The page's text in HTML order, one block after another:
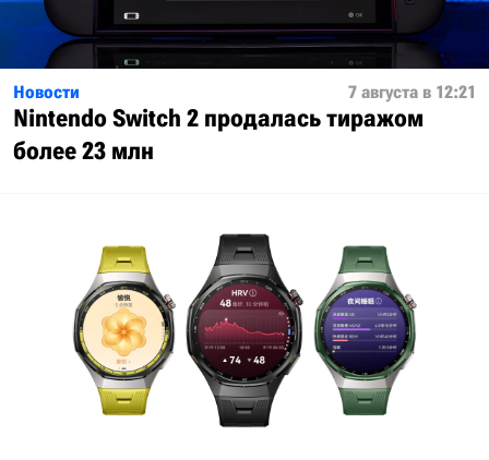
Новости 7 августа в 12:21
Nintendo Switch 2 продалась тиражом
более 23 млн